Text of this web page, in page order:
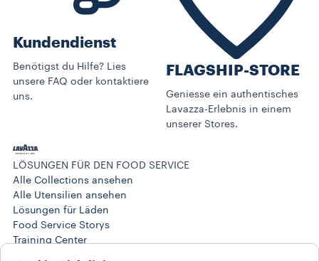
Kundendienst
Benötigst du Hilfe? Lies
unsere FAQ oder kontaktiere
uns.
FLAGSHIP-STORE
Geniesse ein authentisches
Lavazza-Erlebnis in einem
unserer Stores.
LÖSUNGEN FÜR DEN FOOD SERVICE
Alle Collections ansehen
Alle Utensilien ansehen
Lösungen für Läden
Food Service Storys
Training Center